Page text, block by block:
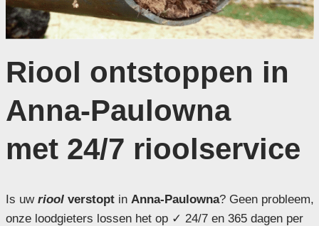
Riool ontstoppen in
Anna-Paulowna
met 24/7 rioolservice
Is uw rioolverstoptin Anna-Paulowna? Geen probleem,
onze loodgieters lossen het op ✓ 24/7 en 365 dagen per